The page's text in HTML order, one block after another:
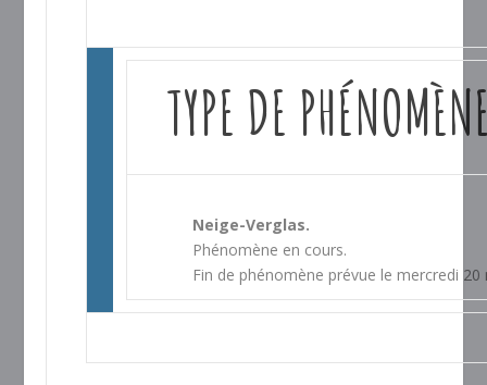
TYPE DE
Neige-Verglas.
Phénomène en cours.
Fin de phénomène prévue le mercredi